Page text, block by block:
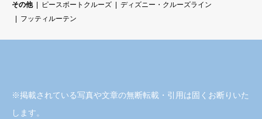
その他
ピースボートクルーズ
ディズニー・クルーズライン
フッティルーテン
※掲載されている写真や文章の無断転載・引用は固くお断りいた
します。